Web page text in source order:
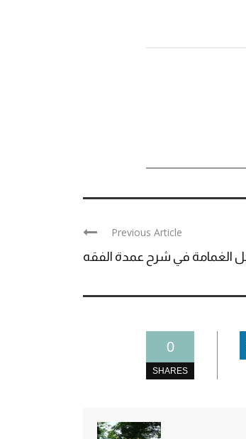
Previous Article
الغمامة في شرح عمدة الفقه
0
SHARES